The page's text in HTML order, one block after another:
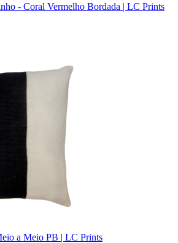
- Coral Vermelho Bordada | LC Prints
a Meio PB | LC Prints